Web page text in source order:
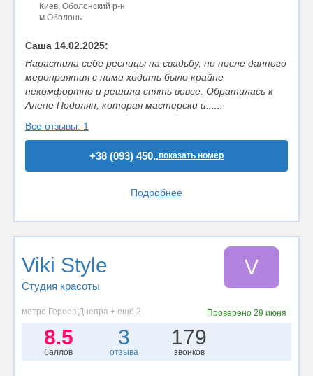
Киев, Оболонский р-н
м.Оболонь
Саша 14.02.2025:
Нарастила себе ресницы на свадьбу, но после данного
мероприятия с ними ходить было крайне
некомфортно и решила снять вовсе. Обратилась к
Алене Подолян, которая мастерски и......
Все отзывы: 1
+38 (093) 450..показать номер
Подробнее
Viki Style
Студия красоты
V
метро Героев Днепра + ещё 2 Проверено 29 июня
8.5
баллов
3
отзыва
179
звонков